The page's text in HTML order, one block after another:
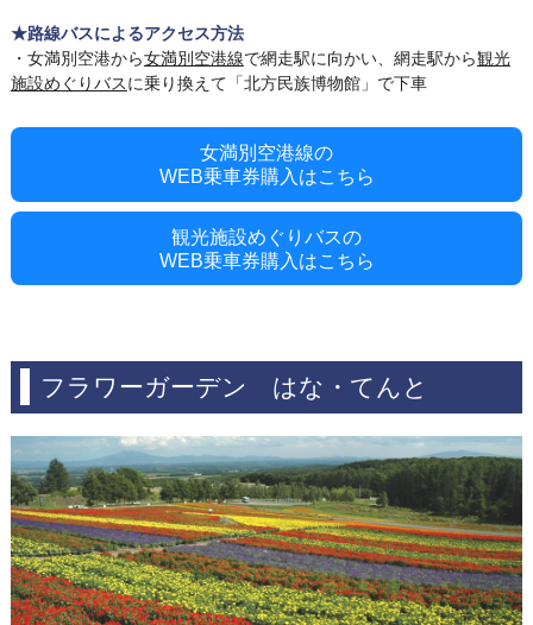
★路線バスによるアクセス方法
・女満別空港から女満別空港線で網走駅に向かい、網走駅から観光
施設めぐりバスに乗り換えて「北方民族博物館」で下車
女満別空港線の
WEB乗車券購入はこちら
観光施設めぐりバスの
WEB乗車券購入はこちら
フラワーガーデン はな・てんと